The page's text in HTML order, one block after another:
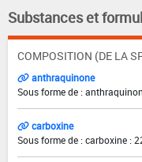
Substances et
COMPOSITION (DE LA
anthraquinone
Sous forme de :
carboxine
Sous forme de : carboxine :